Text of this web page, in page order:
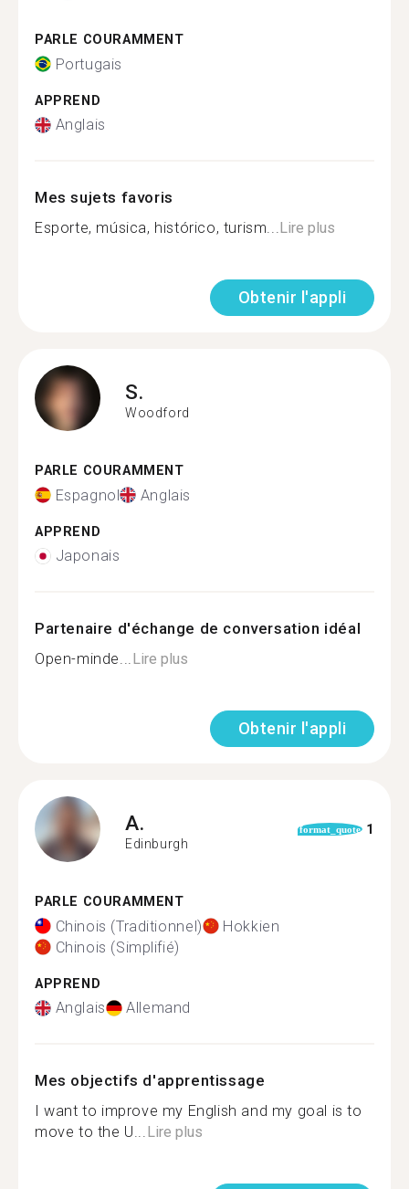
PARLE COURAMMENT
Portugais
APPREND
Anglais
Mes sujets favoris
Esporte, música, histórico, turism...Lire plus
Obtenir l'appli
S.
Woodford
PARLE COURAMMENT
Espagnol Anglais
APPREND
Japonais
Partenaire d'échange de conversation idéal
Open-minde...Lire plus
Obtenir l'appli
A.
Edinburgh
format_quote 1
PARLE COURAMMENT
Chinois (Traditionnel)
Hokkien
Chinois (Simplifié)
APPREND
Anglais Allemand
Mes objectifs d'apprentissage
I want to improve my English and my goal is to
move to the U...Lire plus